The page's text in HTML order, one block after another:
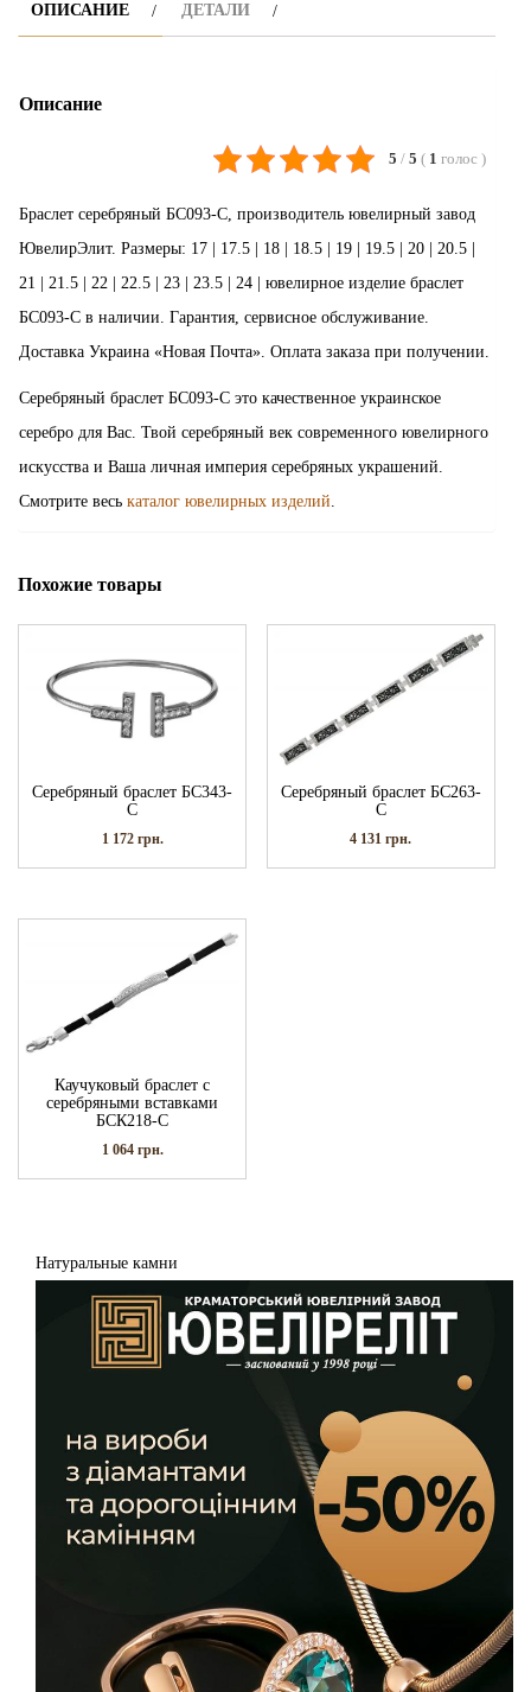
ОПИСАНИЕ ДЕТАЛИ
Описание
5 / 5 ( 1 голос )
Браслет серебряный БС093-С, производитель ювелирный завод
ЮвелирЭлит. Размеры: 17 | 17.5 | 18 | 18.5 | 19 | 19.5 | 20 | 20.5 |
21 | 21.5 | 22 | 22.5 | 23 | 23.5 | 24 | ювелирное изделие браслет
БС093-С в наличии. Гарантия, сервисное обслуживание.
Доставка Украина «Новая Почта». Оплата заказа при получении.
Серебряный браслет БС093-С это качественное украинское
серебро для Вас. Твой серебряный век современного ювелирного
искусства и Ваша личная империя серебряных украшений.
Смотрите весь каталог ювелирных изделий
Похожие товары
Серебряный браслет БС343-
С
1 172 грн.
Серебряный браслет БС263-
С
4 131грн.
Каучуковый браслет с
серебряными вставками
БСК218-С
1 064 грн.
Натуральные камни